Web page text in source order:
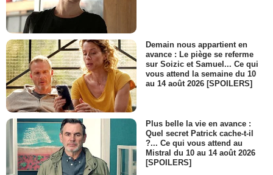
Demain nous appartient en
avance : Le piège se referme
sur Soizic et Samuel... Ce qui
vous attend la semaine du 10
au 14 août 2026 [SPOILERS]
Plus belle la vie en avance :
Quel secret Patrick cache-t-il
?... Ce qui vous attend au
Mistral du 10 au 14 août 2026
[SPOILERS]